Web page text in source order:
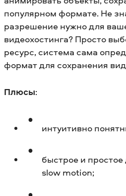
популярном формате. Не
разрешение нужно для
видеохостинга? Просто
ресурс, система сама
формат для сохранения
Плюсы:
интуитивно
быстрое и
slow motion;